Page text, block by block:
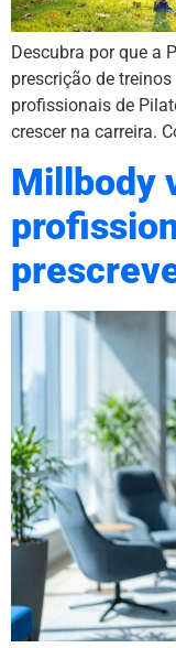
Descubra por que a
prescrição de
profissionais de
crescer na carreira.
Millbody